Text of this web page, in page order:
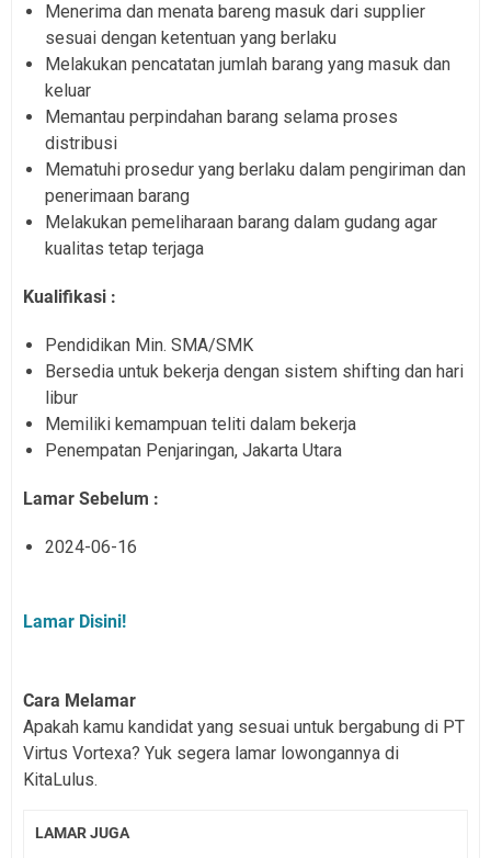
Menerima dan menata bareng masuk dari supplier
sesuai dengan ketentuan yang berlaku
Melakukan pencatatan jumlah barang yang masuk dan
keluar
Memantau perpindahan barang selama proses
distribusi
Mematuhi prosedur yang berlaku dalam pengiriman dan
penerimaan barang
Melakukan pemeliharaan barang dalam gudang agar
kualitas tetap terjaga
Kualifikasi :
Pendidikan Min. SMA/SMK
Bersedia untuk bekerja dengan sistem shifting dan hari
libur
Memiliki kemampuan teliti dalam bekerja
Penempatan Penjaringan, Jakarta Utara
Lamar Sebelum :
2024-06-16
Lamar Disini!
Cara Melamar
Apakah kamu kandidat yang sesuai untuk bergabung di PT
Virtus Vortexa? Yuk segera lamar lowongannya di
KitaLulus.
LAMAR JUGA